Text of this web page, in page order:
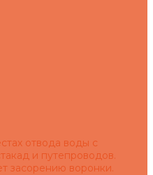
отвода воды с
и путепроводов.
засорению воронки.